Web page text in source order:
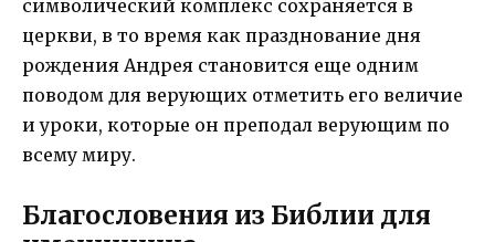
символический комплекс сохраняется в
церкви, в то время как празднование дня
рождения Андрея становится еще одним
поводом для верующих отметить его величие
и уроки, которые он преподал верующим по
всему миру.
Благословения из Библии для